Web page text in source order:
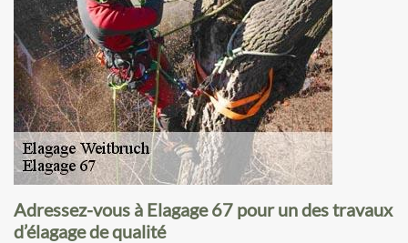
Adressez-vous à Elagage 67 pour un des travaux
d’élagage de qualité